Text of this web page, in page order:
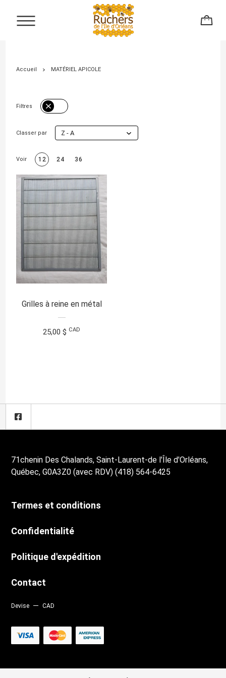
Accueil MATÉRIEL APICOLE
Filtres
Classer par Z - A
Voir 12 24 36
Grilles à reine en métal
25,00 $ CAD
71chenin Des Chalands, Saint-Laurent-de l'Île d'Orléans,
Québec, G0A3Z0 (avec RDV) (418) 564-6425
Termes et conditions
Confidentialité
Politique d'expédition
Contact
Devise CAD